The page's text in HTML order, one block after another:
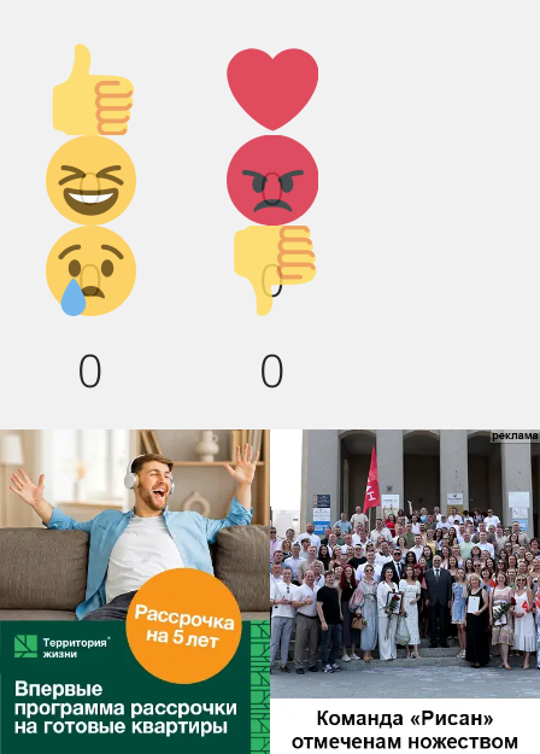
Палец
вверх!
0
Лайк!
0
Дикий
смех!
0
Агрессия!
0
Грусть :(
0
Палец
вниз!
0